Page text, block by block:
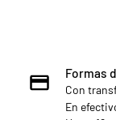
Formas
Con
En